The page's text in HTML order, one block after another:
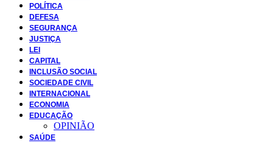
POLÍTICA
DEFESA
SEGURANÇA
JUSTIÇA
LEI
CAPITAL
INCLUSÃO SOCIAL
SOCIEDADE CIVIL
INTERNACIONAL
ECONOMIA
EDUCAÇÃO
OPINIÃO
SAÚDE